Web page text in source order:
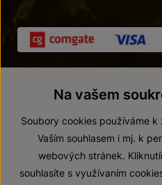
© 2026 ZNOVÍN
Na vašem
Soubory cookies používáme
Vaším souhlasem i mj. k
webových stránek.
souhlasíte s využívaním